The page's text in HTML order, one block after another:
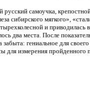
самоучка,
сибирского мягкого»,
и приводилась
два места. После
забыта: гениальное для
для измерения пройденного